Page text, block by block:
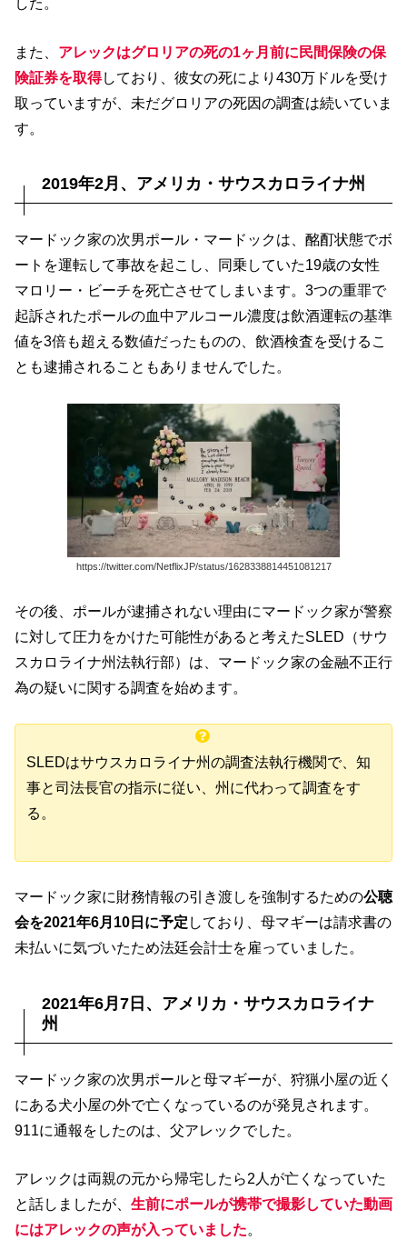
した。
また、 アレックはグロリアの死の1ヶ月前に民間保険の保
険証券を取得しており、彼女の死により430万ドルを受け
取っていますが、未だグロリアの死因の調査は続いていま
す。
2019年2月、アメリカ・サウスカロライナ州
マードック家の次男ポール・マードックは、酩酊状態でボ
ートを運転して事故を起こし、同乗していた19歳の女性
マロリー・ビーチを死亡させてしまいます。3つの重罪で
起訴されたポールの血中アルコール濃度は飲酒運転の基準
値を3倍も超える数値だったものの、飲酒検査を受けるこ
とも逮捕されることもありませんでした。
https://twitter.com/NetflixJP/status/1628338814451081217
その後、ポールが逮捕されない理由にマードック家が警察
に対して圧力をかけた可能性があると考えたSLED（サウ
スカロライナ州法執行部）は、マードック家の金融不正行
為の疑いに関する調査を始めます。
SLEDはサウスカロライナ州の調査法執行機関で、知
事と司法長官の指示に従い、州に代わって調査をす
る。
マードック家に財務情報の引き渡しを強制するための公聴
会を2021年6月10日に予定 しており、母マギーは請求書の
未払いに気づいたため法廷会計士を雇っていました。
2021年6月7日、アメリカ・サウスカロライナ
州
マードック家の次男ポールと母マギーが、狩猟小屋の近く
にある犬小屋の外で亡くなっているのが発見されます。
911に通報をしたのは、父アレックでした。
アレックは両親の元から帰宅したら2人が亡くなっていた
と話しましたが、 生前にポールが携帯で撮影していた動画
にはアレックの声が入っていました。